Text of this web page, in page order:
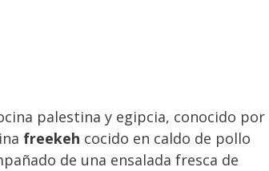
palestina y egipcia, conocido por
freekeh cocido en caldo de pollo
de una ensalada fresca de